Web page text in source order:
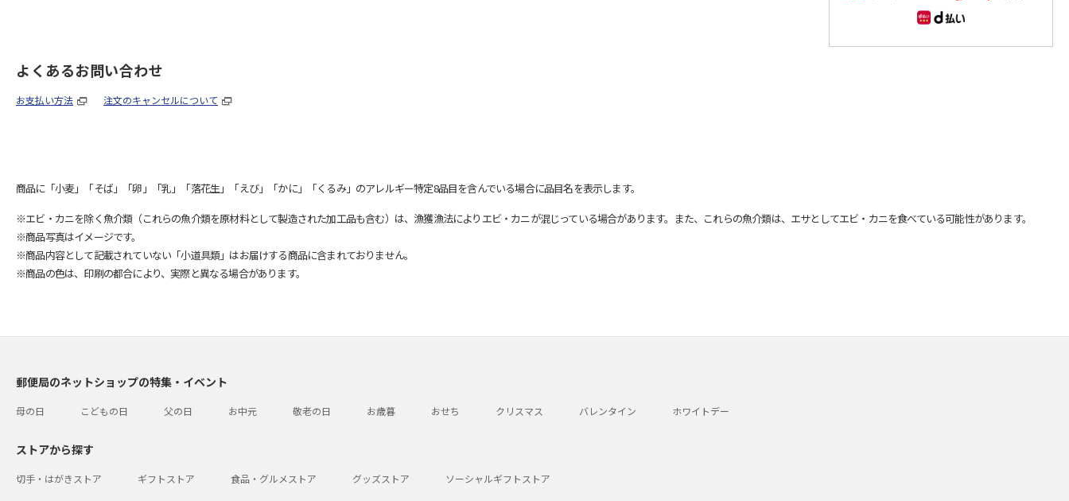
よくあるお問い合わせ
お支払い方法 注文のキャンセルについて
商品に「小麦」「そば」「卵」「乳」「落花生」「えび」「かに」「くるみ」のアレルギー特定8品目を含んでいる場合に品目名を表示します。
※エビ・カニを除く魚介類（これらの魚介類を原材料として製造された加工品も含む）は、漁獲漁法によりエビ・カニが混じっている場合があります。また、これらの魚介類は、エサとしてエビ・カニを食べている可能性があります。
※商品写真はイメージです。
※商品内容として記載されていない「小道具類」はお届けする商品に含まれておりません。
※商品の色は、印刷の都合により、実際と異なる場合があります。
郵便局のネットショップの特集・イベント
母の日 こどもの日 父の日 お中元 敬老の日 お歳暮 おせち クリスマス バレンタイン ホワイトデー
ストアから探す
切手・はがきストア ギフトストア 食品・グルメストア グッズストア ソーシャルギフトストア